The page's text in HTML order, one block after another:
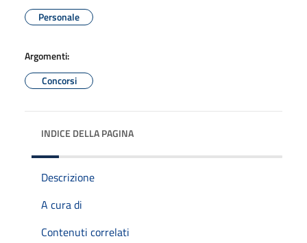
Personale
Argomenti:
Concorsi
INDICE DELLA PAGINA
Descrizione
A cura di
Contenuti correlati